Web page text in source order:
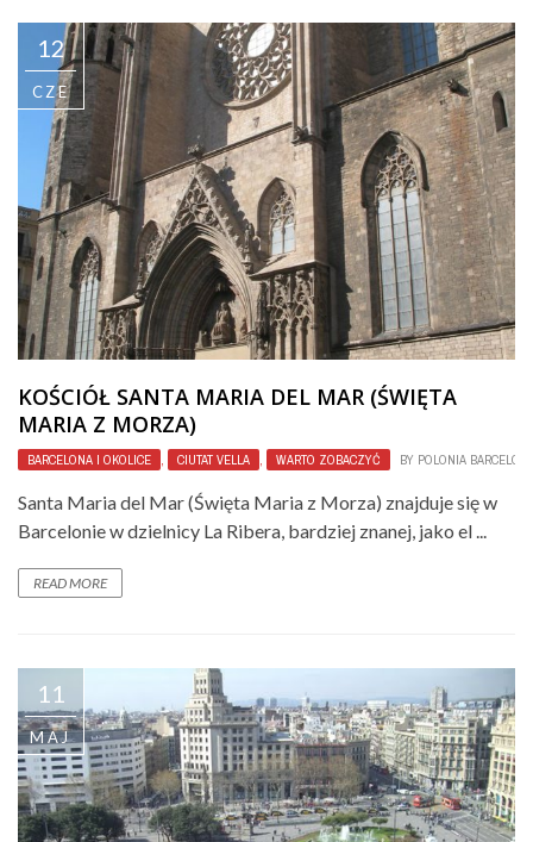
12
CZE
KOŚCIÓŁ SANTA MARIA DEL MAR (ŚWIĘTA
MARIA Z MORZA)
BARCELONA I OKOLICE , CIUTAT VELLA , WARTO ZOBACZYĆ BY POLONIA
Santa Maria del Mar (Święta Maria z Morza) znajduje się w
Barcelonie w dzielnicy La Ribera, bardziej znanej, jako el ...
READ MORE
11
MAJ